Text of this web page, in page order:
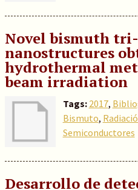
Novel bismuth
nanostructures
hydrothermal
beam irradiation
Tags: 2017,
Bismuto,
Semiconductores
Desarrollo de